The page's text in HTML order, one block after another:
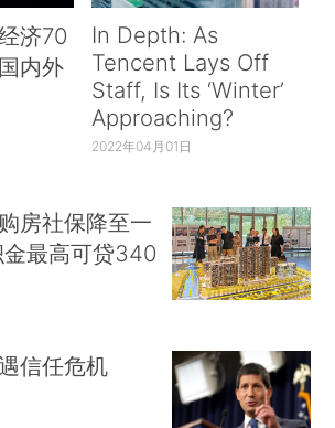
济70
内外
In Depth: As
Tencent Lays Off
Staff, Is Its ‘Winter’
Approaching?
2022年04月01日
房社保降至一
最高可贷340
信任危机